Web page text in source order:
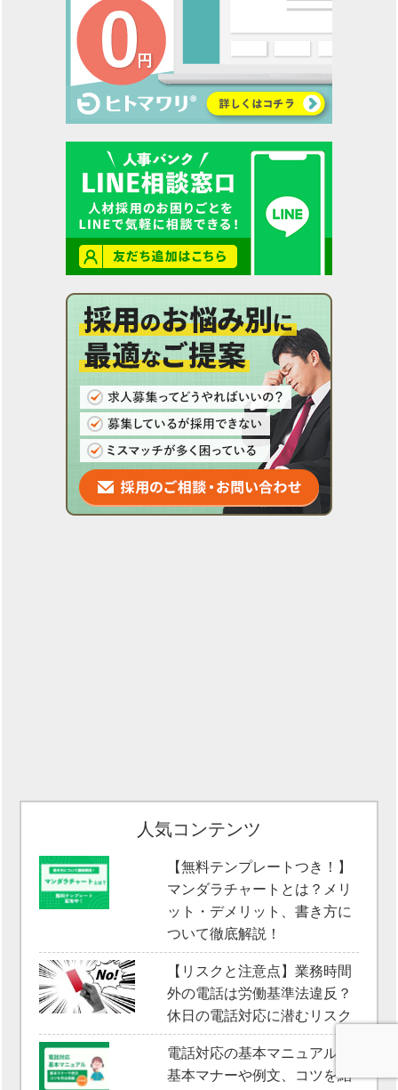
人気コンテンツ
【無料テンプレートつき！】
マンダラチャートとは？メリ
ット・デメリット、書き方に
ついて徹底解説！
【リスクと注意点】業務時間
外の電話は労働基準法違反？
休日の電話対応に潜むリスク
電話対応の基本マニュアル｜
基本マナーや例文、コツを紹